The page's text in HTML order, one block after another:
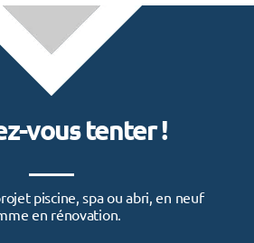
vous tenter !
piscine, spa ou abri, en neuf
en rénovation.